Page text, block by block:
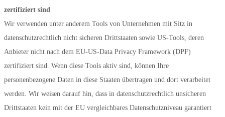
zertifiziert sind
Wir verwenden unter anderem Tools von Unternehmen mit Sitz in
datenschutzrechtlich nicht sicheren Drittstaaten sowie US-Tools, deren
Anbieter nicht nach dem EU-US-Data Privacy Framework (DPF)
zertifiziert sind. Wenn diese Tools aktiv sind, können Ihre
personenbezogene Daten in diese Staaten übertragen und dort verarbeitet
werden. Wir weisen darauf hin, dass in datenschutzrechtlich unsicheren
Drittstaaten kein mit der EU vergleichbares Datenschutzniveau garantiert